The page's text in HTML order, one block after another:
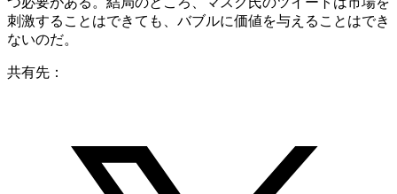
刺激することはできても、バブルに価値を与えることはでき
ないのだ。
共有先：